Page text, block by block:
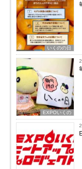
いくのの日
EXPOいくの